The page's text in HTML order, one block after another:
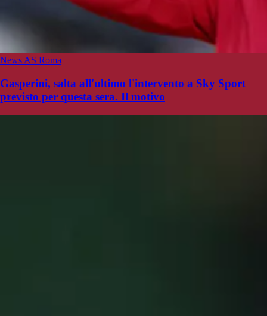
News AS Roma
Gasperini, salta all'ultimo l'intervento a Sky Sport
previsto per questa sera. Il motivo